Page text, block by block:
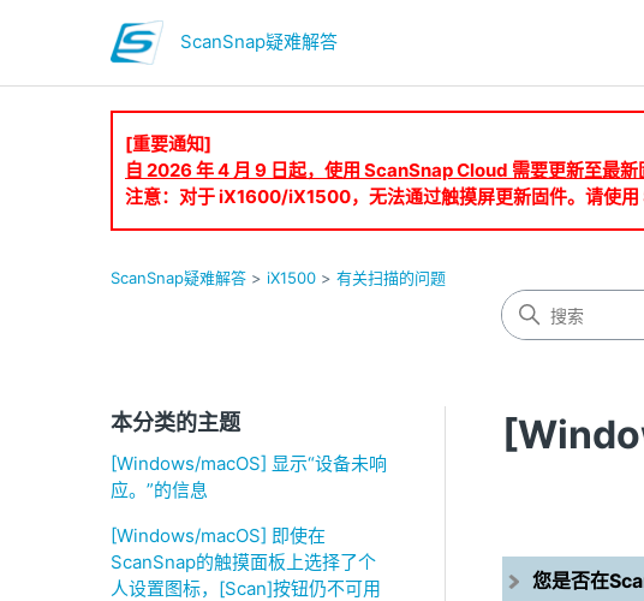
ScanSnap疑难解答
[重要通知]
自 2026 年 4 月 9 日起，使用 ScanSnap Cloud 需要更新至最新
注意：对于 iX1600/iX1500，无法通过触摸屏更新固件。请使用
ScanSnap疑难解答 iX1500 有关扫描的问题
本分类的主题
[Windows/macOS] 显示“设备未响
应。”的信息
[Windows/macOS] 即使在
ScanSnap的触摸面板上选择了个
人设置图标，[Scan]按钮仍不可用
您是否在